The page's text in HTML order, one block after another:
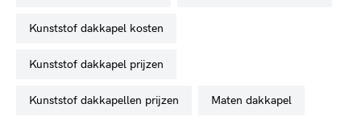
kunststof dakkapel kosten
kunststof dakkapel prijzen
kunststof dakkapellen prijzen maten dakkapel